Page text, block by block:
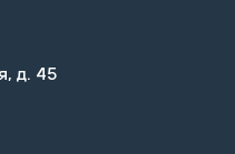
д. 45